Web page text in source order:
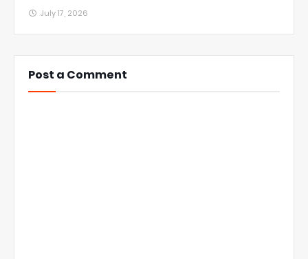
July 17, 2026
Post a Comment